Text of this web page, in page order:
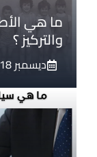
ما هي
والتركيز ؟
ديسمبر 18, 2024